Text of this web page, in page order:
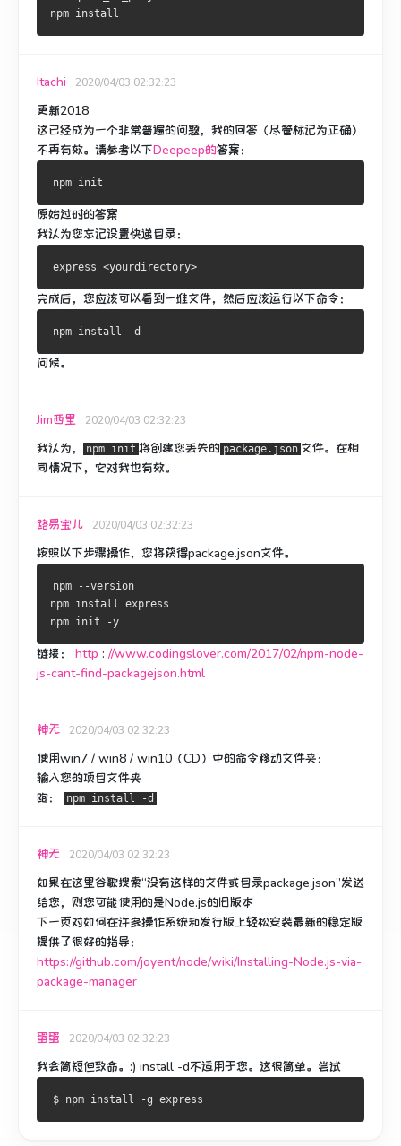
npm install
Itachi 2020/04/03 02:32:23
更新2018
这已经成为一个非常普遍的问题，我的回答（尽管标记为正确）
不再有效。 请参考以下Deepeep的答案：
原始过时的答案
我认为您忘记设置快递目录：
完成后，您应该可以看到一堆文件，然后应该运行以下命令：
问候。
Jim西里 2020/04/03 02:32:23
我认为， npm init 将创建您丢失的 package.json 文件。 在相
同情况下，它对我也有效。
路易宝儿 2020/04/03 02:32:23
按照以下步骤操作，您将获得package.json文件。
npm --version
npm install express
npm init -y
链接： http : //www.codingslover.com/2017/02/npm-node-
js-cant-find-packagejson.html
神无 2020/04/03 02:32:23
使用win7 / win8 / win10（CD）中的命令移动文件夹：
输入您的项目文件夹
跑：
npm install -d
神无 2020/04/03 02:32:23
如果在这里谷歌搜索“没有这样的文件或目录package.json”发送
给您，则您可能使用的是Node.js的旧版本
下一页对如何在许多操作系统和发行版上轻松安装最新的稳定版
提供了很好的指导：
https://github.com/joyent/node/wiki/Installing-Node.js-via-
package-manager
蛋蛋 2020/04/03 02:32:23
我会简短但致命。 :) install -d不适用于您。 这很简单。 尝试